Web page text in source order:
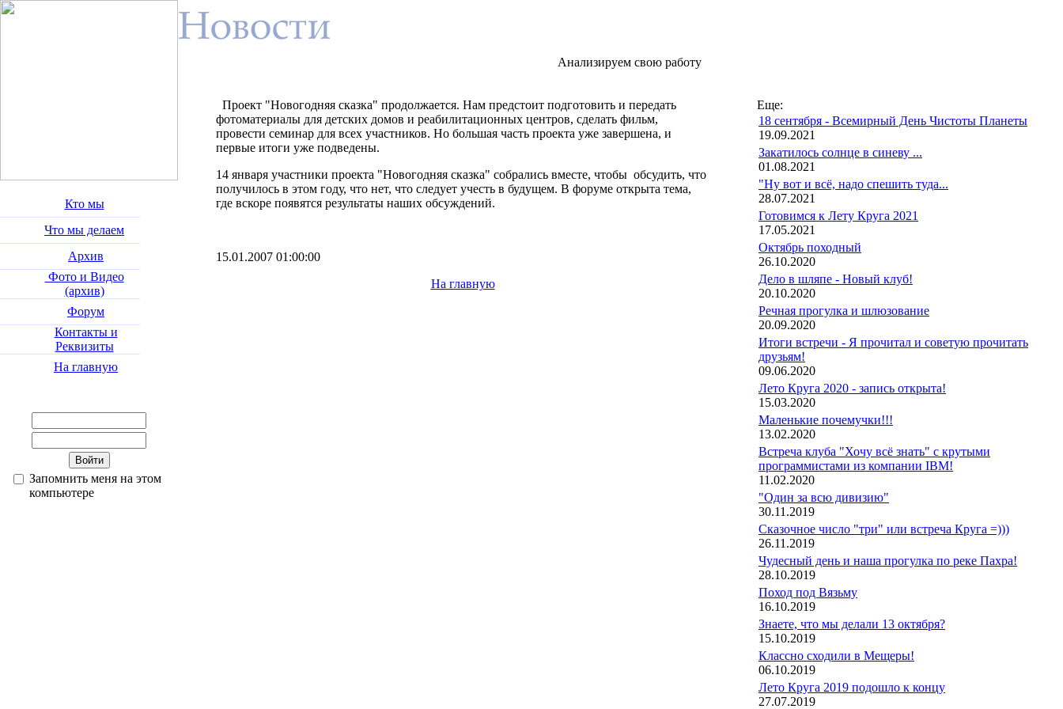
Кто мы
Что мы делаем
Архив
Фото и Видео
(архив)
Форум
Контакты и
Реквизиты
На главную
Запомнить меня на этом
компьютере
Анализируем свою работу
Проект "Новогодняя сказка" продолжается. Нам предстоит подготовить и передать
фотоматериалы для детских домов и реабилитационных центров, сделать фильм,
провести семинар для всех участников. Но большая часть проекта уже завершена, и
первые итоги уже подведены.
14 января участники проекта "Новогодняя сказка" собрались вместе, чтобы обсудить, что
получилось в этом году, что нет, что следует учесть в будущем. В форуме открыта тема,
где вскоре появятся результаты наших обсуждений.
15.01.2007 01:00:00
На главную
Еще:
18 сентября - Всемирный День Чистоты Планеты
19.09.2021
Закатилось солнце в синеву ...
01.08.2021
"Ну вот и всё, надо спешить туда...
28.07.2021
Готовимся к Лету Круга 2021
17.05.2021
Октябрь походный
26.10.2020
Дело в шляпе - Новый клуб!
20.10.2020
Речная прогулка и шлюзование
20.09.2020
Итоги встречи - Я прочитал и советую прочитать
друзьям!
09.06.2020
Лето Круга 2020 - запись открыта!
15.03.2020
Маленькие почемучки!!!
13.02.2020
Встреча клуба "Хочу всё знать" с крутыми
программистами из компании IBM!
11.02.2020
"Один за всю дивизию"
30.11.2019
Сказочное число "три" или встреча Круга =)))
26.11.2019
Чудесный день и наша прогулка по реке Пахра!
28.10.2019
Поход под Вязьму
16.10.2019
Знаете, что мы делали 13 октября?
15.10.2019
Классно сходили в Мещеры!
06.10.2019
Лето Круга 2019 подошло к концу
27.07.2019